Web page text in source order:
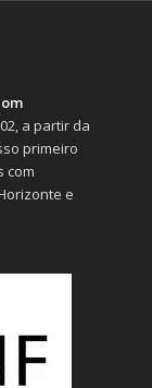
a partir da
primeiro
com
e